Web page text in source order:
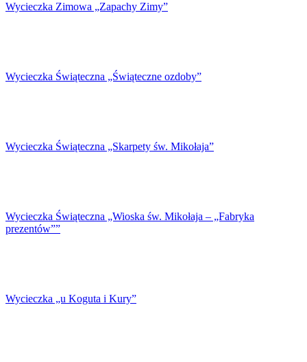
Wycieczka Zimowa „Zapachy Zimy”
Wycieczka Świąteczna „Świąteczne ozdoby”
Wycieczka Świąteczna „Skarpety św. Mikołaja”
Wycieczka Świąteczna „Wioska św. Mikołaja – „Fabryka
prezentów””
Wycieczka „u Koguta i Kury”